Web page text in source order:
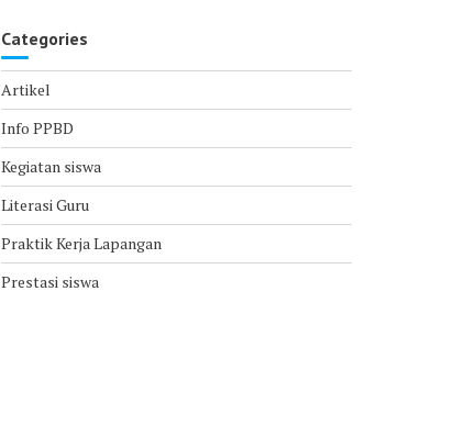
Categories
Artikel
Info PPBD
Kegiatan siswa
Literasi Guru
Praktik Kerja Lapangan
Prestasi siswa